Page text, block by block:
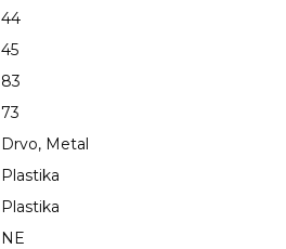
44
45
83
73
Drvo, Metal
Plastika
Plastika
NE